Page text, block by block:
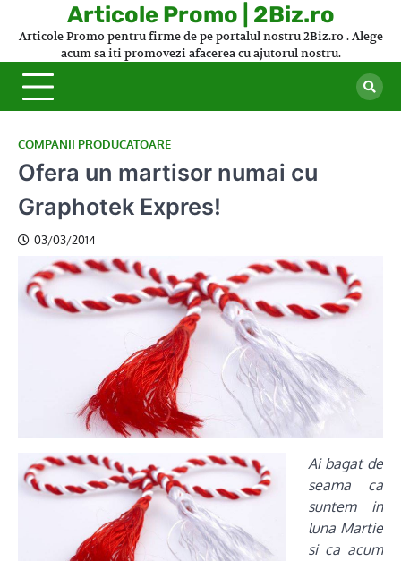
Articole Promo | 2Biz.ro
Articole Promo pentru firme de pe portalul nostru 2Biz.ro . Alege
acum sa iti promovezi afacerea cu ajutorul nostru.
COMPANII PRODUCATOARE
Ofera un martisor numai cu
Graphotek Expres!
03/03/2014
Ai bagat de
seama ca
suntem in
luna Martie
si ca acum